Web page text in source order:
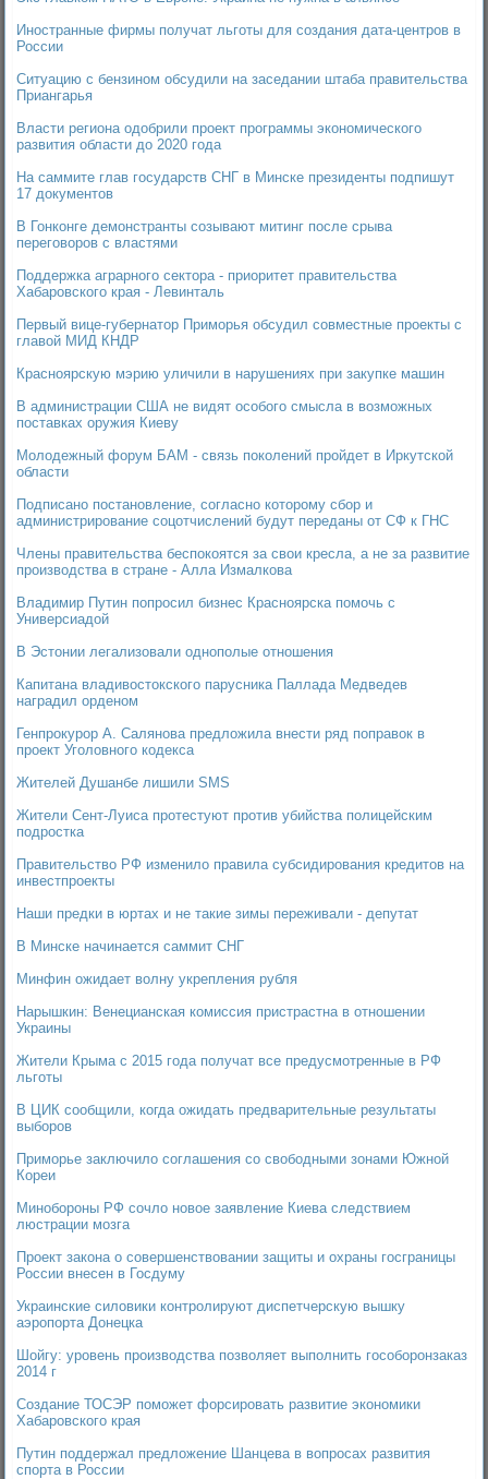
Иностранные фирмы получат льготы для создания дата-центров в
России
Ситуацию с бензином обсудили на заседании штаба правительства
Приангарья
Власти региона одобрили проект программы экономического
развития области до 2020 года
На саммите глав государств СНГ в Минске президенты подпишут
17 документов
В Гонконге демонстранты созывают митинг после срыва
переговоров с властями
Поддержка аграрного сектора - приоритет правительства
Хабаровского края - Левинталь
Первый вице-губернатор Приморья обсудил совместные проекты с
главой МИД КНДР
Красноярскую мэрию уличили в нарушениях при закупке машин
В администрации США не видят особого смысла в возможных
поставках оружия Киеву
Молодежный форум БАМ - связь поколений пройдет в Иркутской
области
Подписано постановление, согласно которому сбор и
администрирование соцотчислений будут переданы от СФ к ГНС
Члены правительства беспокоятся за свои кресла, а не за развитие
производства в стране - Алла Измалкова
Владимир Путин попросил бизнес Красноярска помочь с
Универсиадой
В Эстонии легализовали однополые отношения
Капитана владивостокского парусника Паллада Медведев
наградил орденом
Генпрокурор А. Салянова предложила внести ряд поправок в
проект Уголовного кодекса
Жителей Душанбе лишили SMS
Жители Сент-Луиса протестуют против убийства полицейским
подростка
Правительство РФ изменило правила субсидирования кредитов на
инвестпроекты
Наши предки в юртах и не такие зимы переживали - депутат
В Минске начинается саммит СНГ
Минфин ожидает волну укрепления рубля
Нарышкин: Венецианская комиссия пристрастна в отношении
Украины
Жители Крыма с 2015 года получат все предусмотренные в РФ
льготы
В ЦИК сообщили, когда ожидать предварительные результаты
выборов
Приморье заключило соглашения со свободными зонами Южной
Кореи
Минобороны РФ сочло новое заявление Киева следствием
люстрации мозга
Проект закона о совершенствовании защиты и охраны госграницы
России внесен в Госдуму
Украинские силовики контролируют диспетчерскую вышку
аэропорта Донецка
Шойгу: уровень производства позволяет выполнить гособоронзаказ
2014 г
Создание ТОСЭР поможет форсировать развитие экономики
Хабаровского края
Путин поддержал предложение Шанцева в вопросах развития
спорта в России